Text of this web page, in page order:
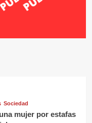
Sociedad
mujer por estafas